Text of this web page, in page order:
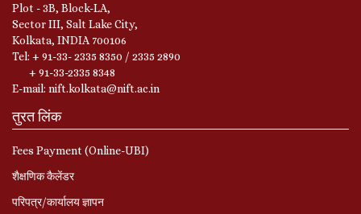
Plot - 3B, Block-LA,
Sector III, Salt Lake City,
Kolkata, INDIA 700106
Tel: + 91-33- 2335 8350 / 2335 2890
+ 91-33-2335 8348
E-mail: nift.kolkata@nift.ac.in
तुरत लिंक
Fees Payment (Online-UBI)
शैक्षणिक कैलेंडर
परिपत्र/कार्यालय ज्ञापन